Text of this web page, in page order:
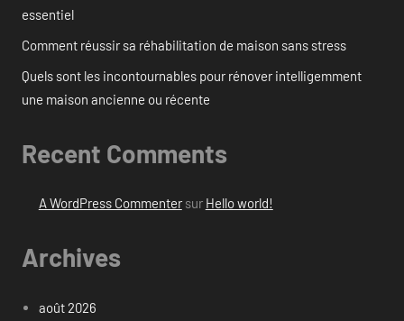
essentiel
Comment réussir sa réhabilitation de maison sans stress
Quels sont les incontournables pour rénover intelligemment
une maison ancienne ou récente
Recent Comments
A WordPress Commentersur Hello world!
Archives
août 2026